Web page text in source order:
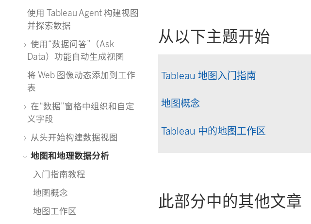
使用 Tableau Agent 构建视图
并探索数据
使用“数据问答”（Ask
Data）功能自动生成视图
将 Web 图像动态添加到工作
表
在“数据”窗格中组织和自定
义字段
从头开始构建数据视图
地图和地理数据分析
入门指南教程
地图概念
地图工作区
从以下主题开始
Tableau 地图入门指南
地图概念
Tableau 中的地图工作区
此部分中的其他文章